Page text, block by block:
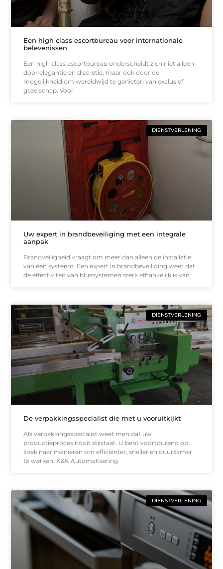
Een high class escortbureau voor internationale
belevenissen
Een high class escortbureau onderscheidt zich niet alleen
door elegantie en discretie, maar ook door de
mogelijkheid om wereldwijd te genieten van exclusief
gezelschap. Voor
DIENSTVERLENING
Uw expert in brandbeveiliging met een integrale
aanpak
Brandveiligheid vraagt om meer dan alleen de installatie
van een systeem. Een expert in brandbeveiliging weet dat
de effectiviteit van blussystemen sterk afhankelijk is van
DIENSTVERLENING
De verpakkingsspecialist die met u vooruitkijkt
Als verpakkingsspecialist weet men dat uw
productieproces nooit stilstaat. U bent voortdurend op
zoek naar manieren om efficiënter, sneller en duurzamer
te werken. K&K Automatisering
DIENSTVERLENING